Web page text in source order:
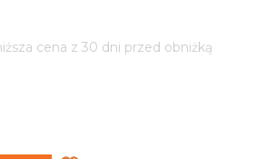
cena z 30 dni przed obniżką